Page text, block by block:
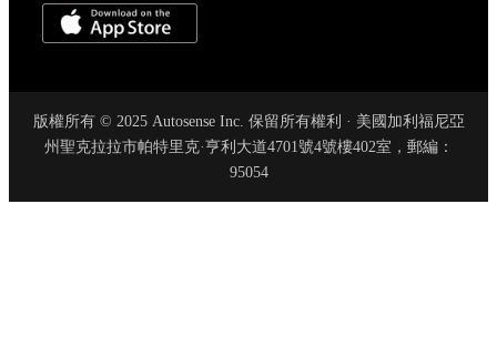
版權所有 © 2025 Autosense Inc. 保留所有權利 · 美國加利福尼亞
州聖克拉拉市帕特里克·亨利大道4701號4號樓402室，郵編：
95054